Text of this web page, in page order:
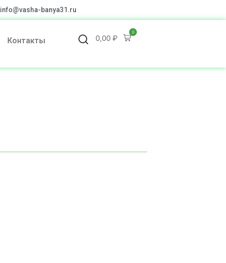
info@vasha-banya31.ru
Контакты 0,00₽
0